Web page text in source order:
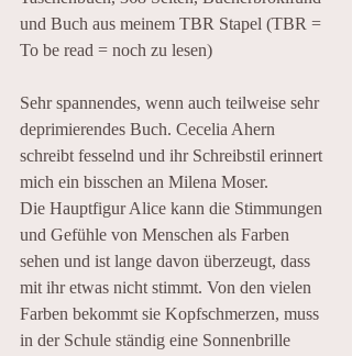
und Buch aus meinem TBR Stapel (TBR =
To be read = noch zu lesen)
Sehr spannendes, wenn auch teilweise sehr
deprimierendes Buch. Cecelia Ahern
schreibt fesselnd und ihr Schreibstil erinnert
mich ein bisschen an Milena Moser.
Die Hauptfigur Alice kann die Stimmungen
und Gefühle von Menschen als Farben
sehen und ist lange davon überzeugt, dass
mit ihr etwas nicht stimmt. Von den vielen
Farben bekommt sie Kopfschmerzen, muss
in der Schule ständig eine Sonnenbrille